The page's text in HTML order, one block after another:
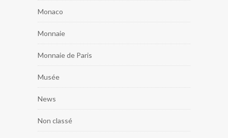
Monaco
Monnaie
Monnaie de Paris
Musée
News
Non classé